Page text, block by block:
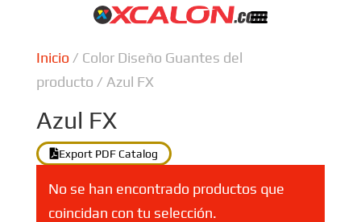
Inicio/ Color Diseño Guantes del
producto / Azul FX
Azul FX
Export PDF Catalog
No se han encontrado productos que
coincidan con tu selección.